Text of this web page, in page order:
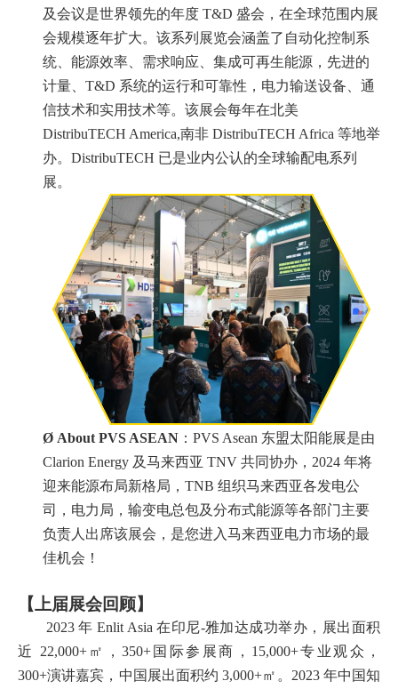
及会议是世界领先的年度 T&D 盛会，在全球范围内展
会规模逐年扩大。该系列展览会涵盖了自动化控制系
统、能源效率、需求响应、集成可再生能源，先进的
计量、T&D 系统的运行和可靠性，电力输送设备、通
信技术和实用技术等。该展会每年在北美
DistribuTECH America,南非 DistribuTECH Africa 等地举
办。DistribuTECH 已是业内公认的全球输配电系列
展。
Ø About PVS ASEAN ： PVS Asean 东盟太阳能展是由
Clarion Energy 及马来西亚 TNV 共同协办，2024 年将
迎来能源布局新格局，TNB 组织马来西亚各发电公
司，电力局，输变电总包及分布式能源等各部门主要
负责人出席该展会，是您进入马来西亚电力市场的最
佳机会！
【上届展会回顾】
2023 年 Enlit Asia 在印尼-雅加达成功举办，展出面积
近 22,000+㎡，350+国际参展商，15,000+专业观众，
300+演讲嘉宾，中国展出面积约 3,000+㎡。2023 年中国知